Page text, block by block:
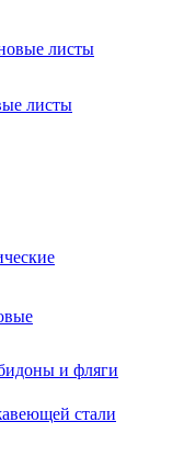
листы
листы
и фляги
стали